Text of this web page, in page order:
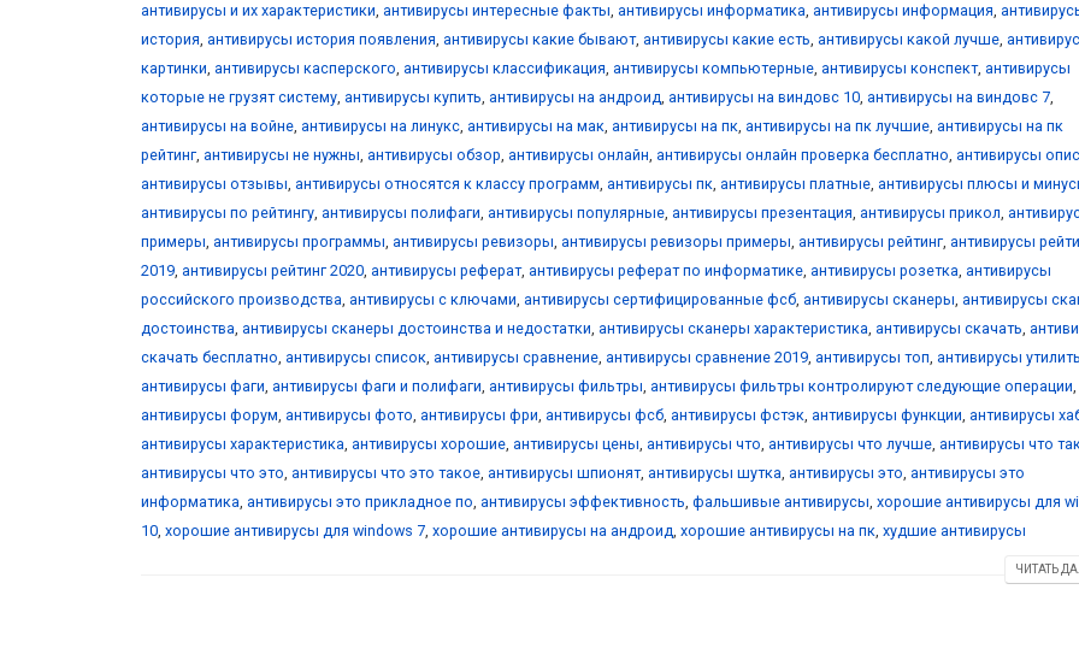
антивирусы и их характеристики, антивирусы интересные факты, антивирусы информатика, антивирусы информация,
история, антивирусы история появления, антивирусы какие бывают, антивирусы какие есть, антивирусы какой лучше,
картинки, антивирусы касперского, антивирусы классификация, антивирусы компьютерные, антивирусы конспект, антивирусы
которые не грузят систему, антивирусы купить, антивирусы на андроид, антивирусы на виндовс 10, антивирусы на виндовс 7,
антивирусы на войне, антивирусы на линукс, антивирусы на мак, антивирусы на пк, антивирусы на пк лучшие, антивирусы на пк
рейтинг, антивирусы не нужны, антивирусы обзор, антивирусы онлайн, антивирусы онлайн проверка бесплатно, антивирусы
антивирусы отзывы, антивирусы относятся к классу программ, антивирусы пк, антивирусы платные, антивирусы плюсы и
антивирусы по рейтингу, антивирусы полифаги, антивирусы популярные, антивирусы презентация, антивирусы прикол,
примеры, антивирусы программы, антивирусы ревизоры, антивирусы ревизоры примеры, антивирусы рейтинг, антивирусы
2019, антивирусы рейтинг 2020, антивирусы реферат, антивирусы реферат по информатике, антивирусы розетка, антивирусы
российского производства, антивирусы с ключами, антивирусы сертифицированные фсб, антивирусы сканеры, антивирусы
достоинства, антивирусы сканеры достоинства и недостатки, антивирусы сканеры характеристика, антивирусы скачать,
скачать бесплатно, антивирусы список, антивирусы сравнение, антивирусы сравнение 2019, антивирусы топ, антивирусы
антивирусы фаги, антивирусы фаги и полифаги, антивирусы фильтры, антивирусы фильтры контролируют следующие операции,
антивирусы форум, антивирусы фото, антивирусы фри, антивирусы фсб, антивирусы фстэк, антивирусы функции, антивирусы
антивирусы характеристика, антивирусы хорошие, антивирусы цены, антивирусы что, антивирусы что лучше, антивирусы что
антивирусы что это, антивирусы что это такое, антивирусы шпионят, антивирусы шутка, антивирусы это, антивирусы это
информатика, антивирусы это прикладное по, антивирусы эффективность, фальшивые антивирусы, хорошие антивирусы для
10, хорошие антивирусы для windows 7, хорошие антивирусы на андроид, хорошие антивирусы на пк, худшие антивирусы
ЧИТАТЬ